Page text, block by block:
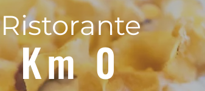
Ristorante
Km 0